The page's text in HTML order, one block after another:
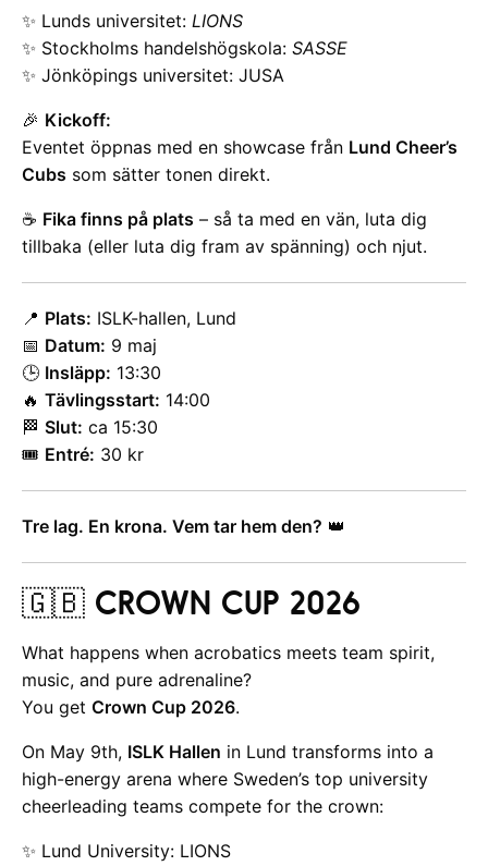
✨ Lunds universitet: LIONS
✨ Stockholms handelshögskola: SASSE
✨ Jönköpings universitet: JUSA
🎉 Kickoff:
Eventet öppnas med en showcase från Lund Cheer’s
Cubs som sätter tonen direkt.
☕ Fika finns på plats – så ta med en vän, luta dig
tillbaka (eller luta dig fram av spänning) och njut.
📍 Plats: ISLK-hallen, Lund
📅 Datum: 9 maj
🕒 Insläpp: 13:30
🔥 Tävlingsstart: 14:00
🏁 Slut: ca 15:30
🎟️ Entré: 30 kr
Tre lag. En krona. Vem tar hem den? 👑
🇬🇧 CROWN CUP 2026
What happens when acrobatics meets team spirit,
music, and pure adrenaline?
You get Crown Cup 2026.
On May 9th, ISLK Hallen in Lund transforms into a
high-energy arena where Sweden’s top university
cheerleading teams compete for the crown:
✨ Lund University: LIONS